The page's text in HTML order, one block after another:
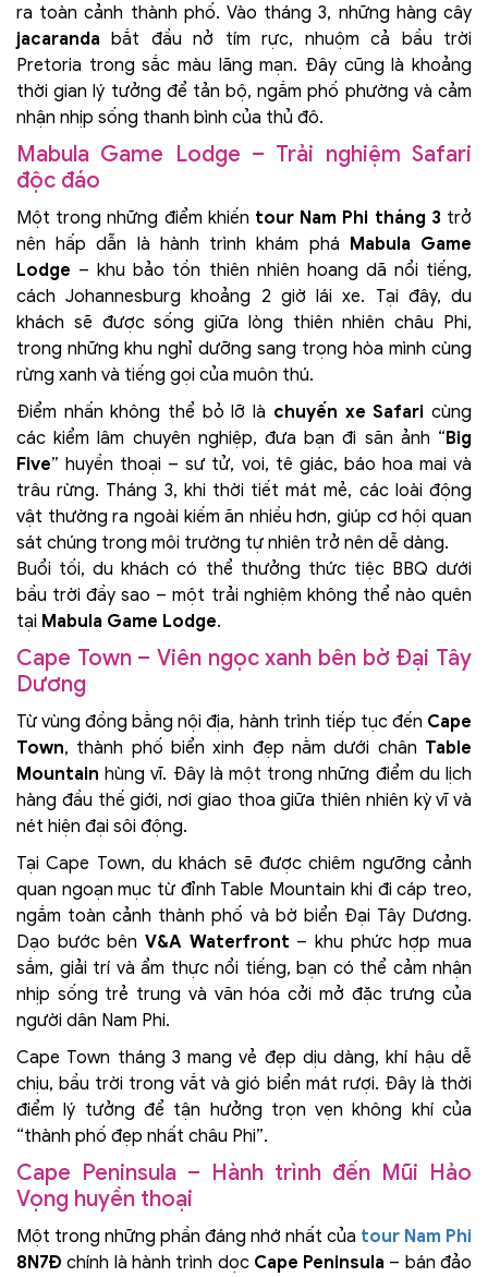
ra toàn cảnh thành phố. Vào tháng 3, những hàng cây
jacaranda bắt đầu nở tím rực, nhuộm cả bầu trời
Pretoria trong sắc màu lãng mạn. Đây cũng là khoảng
thời gian lý tưởng để tản bộ, ngắm phố phường và cảm
nhận nhịp sống thanh bình của thủ đô.
Mabula Game Lodge – Trải nghiệm Safari
độc đáo
Một trong những điểm khiến tour Nam Phi tháng 3 trở
nên hấp dẫn là hành trình khám phá Mabula Game
Lodge – khu bảo tồn thiên nhiên hoang dã nổi tiếng,
cách Johannesburg khoảng 2 giờ lái xe. Tại đây, du
khách sẽ được sống giữa lòng thiên nhiên châu Phi,
trong những khu nghỉ dưỡng sang trọng hòa mình cùng
rừng xanh và tiếng gọi của muôn thú.
Điểm nhấn không thể bỏ lỡ là chuyến xe Safari cùng
các kiểm lâm chuyên nghiệp, đưa bạn đi săn ảnh “Big
Five” huyền thoại – sư tử, voi, tê giác, báo hoa mai và
trâu rừng. Tháng 3, khi thời tiết mát mẻ, các loài động
vật thường ra ngoài kiếm ăn nhiều hơn, giúp cơ hội quan
sát chúng trong môi trường tự nhiên trở nên dễ dàng.
Buổi tối, du khách có thể thưởng thức tiệc BBQ dưới
bầu trời đầy sao – một trải nghiệm không thể nào quên
tại Mabula Game Lodge.
Cape Town – Viên ngọc xanh bên bờ Đại Tây
Dương
Từ vùng đồng bằng nội địa, hành trình tiếp tục đến Cape
Town, thành phố biển xinh đẹp nằm dưới chân Table
Mountain hùng vĩ. Đây là một trong những điểm du lịch
hàng đầu thế giới, nơi giao thoa giữa thiên nhiên kỳ vĩ và
nét hiện đại sôi động.
Tại Cape Town, du khách sẽ được chiêm ngưỡng cảnh
quan ngoạn mục từ đỉnh Table Mountain khi đi cáp treo,
ngắm toàn cảnh thành phố và bờ biển Đại Tây Dương.
Dạo bước bên V&A Waterfront – khu phức hợp mua
sắm, giải trí và ẩm thực nổi tiếng, bạn có thể cảm nhận
nhịp sống trẻ trung và văn hóa cởi mở đặc trưng của
người dân Nam Phi.
Cape Town tháng 3 mang vẻ đẹp dịu dàng, khí hậu dễ
chịu, bầu trời trong vắt và gió biển mát rượi. Đây là thời
điểm lý tưởng để tận hưởng trọn vẹn không khí của
“thành phố đẹp nhất châu Phi”.
Cape Peninsula – Hành trình đến Mũi Hảo
Vọng huyền thoại
Một trong những phần đáng nhớ nhất của tour Nam Phi
8N7Đ chính là hành trình dọc Cape Peninsula – bán đảo